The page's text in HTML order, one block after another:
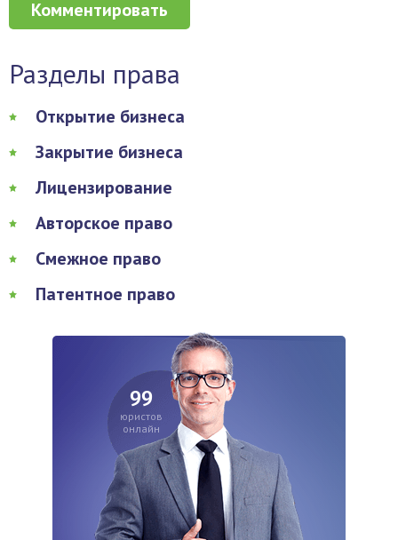
Разделы права
Открытие бизнеса
Закрытие бизнеса
Лицензирование
Авторское право
Смежное право
Патентное право
99
юристов
онлайн